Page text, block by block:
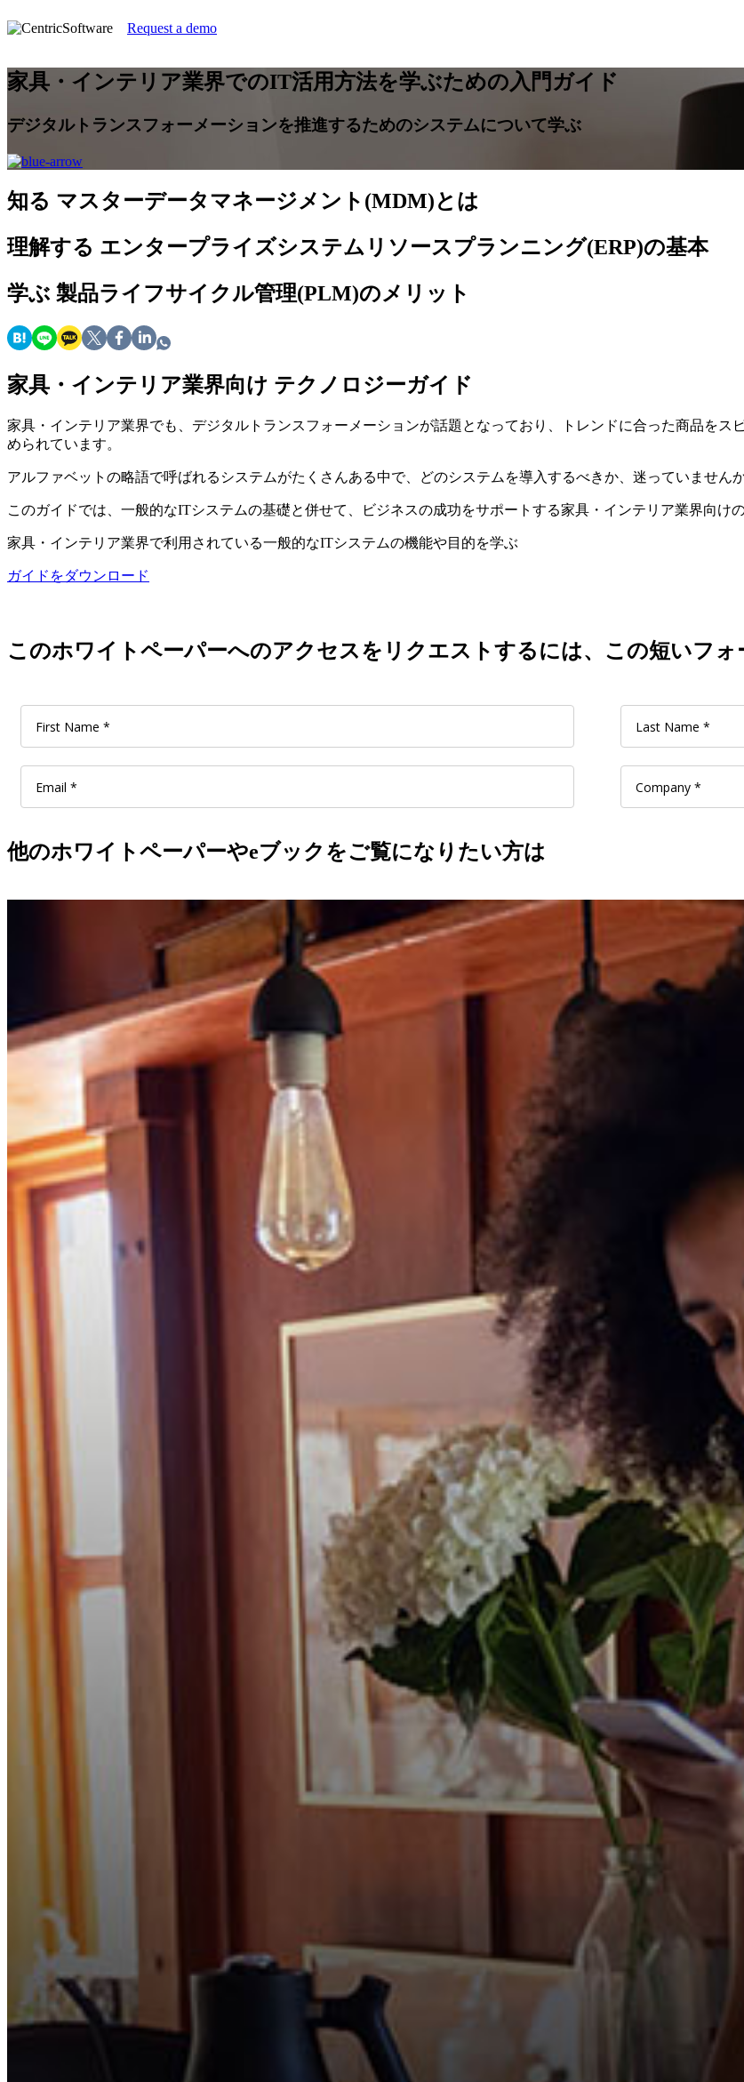
Request a demo
家具・インテリア業界でのIT活用方法を学ぶための入門ガイド
デジタルトランスフォーメーションを推進するためのシステムについて学ぶ
知る マスターデータマネージメント(MDM)とは
理解する エンタープライズシステムリソースプランニング(ERP)の基本
学ぶ 製品ライフサイクル管理(PLM)のメリット
家具・インテリア業界向け テクノロジーガイド
家具・インテリア業界でも、デジタルトランスフォーメーションが話題となっており、トレンドに合った商品を
められています。
アルファベットの略語で呼ばれるシステムがたくさんある中で、どのシステムを導入するべきか、迷っていません
このガイドでは、一般的なITシステムの基礎と併せて、ビジネスの成功をサポートする家具・インテリア業界向け
家具・インテリア業界で利用されている一般的なITシステムの機能や目的を学ぶ
ガイドをダウンロード
このホワイトペーパーへのアクセスをリクエストするには、この短いフォ
他のホワイトペーパーやeブックをご覧になりたい方は